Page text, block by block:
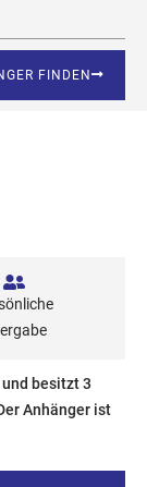
FINDEN
besitzt 3
Anhänger ist